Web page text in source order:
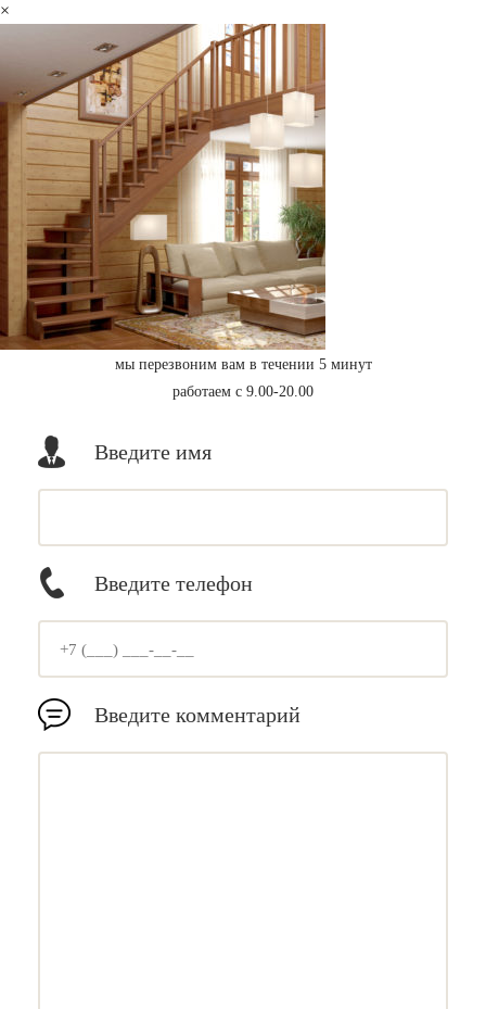
×
мы перезвоним вам в течении 5 минут
работаем с 9.00-20.00
Введите имя
Введите телефон
Введите комментарий